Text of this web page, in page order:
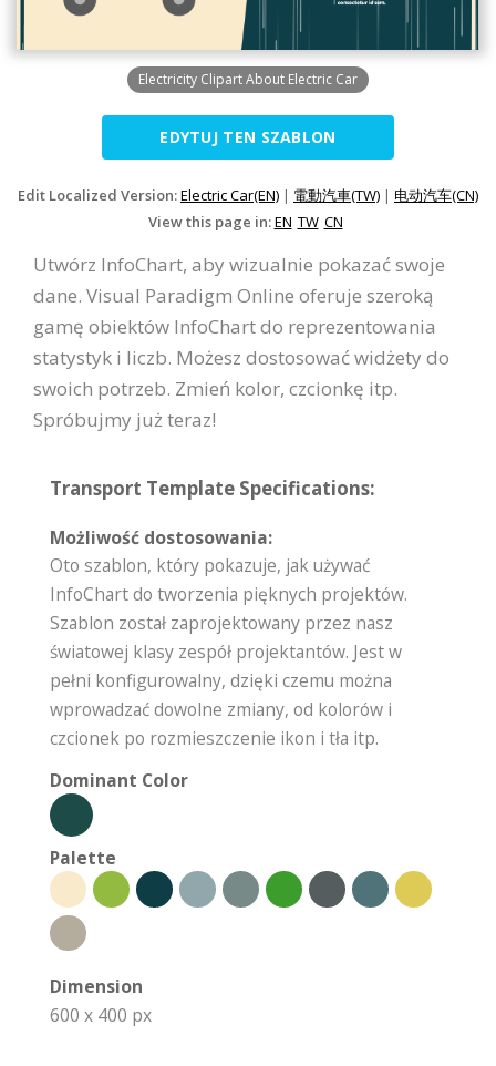
Electricity Clipart About Electric Car
EDYTUJ TEN SZABLON
Edit Localized Version:Electric Car(EN) | 電動汽車(TW) | 电动汽车(CN)
View this page in:EN TW CN
Utwórz InfoChart, aby wizualnie pokazać swoje
dane. Visual Paradigm Online oferuje szeroką
gamę obiektów InfoChart do reprezentowania
statystyk i liczb. Możesz dostosować widżety do
swoich potrzeb. Zmień kolor, czcionkę itp.
Spróbujmy już teraz!
Transport Template Specifications:
Możliwość dostosowania:
Oto szablon, który pokazuje, jak używać
InfoChart do tworzenia pięknych projektów.
Szablon został zaprojektowany przez nasz
światowej klasy zespół projektantów. Jest w
pełni konfigurowalny, dzięki czemu można
wprowadzać dowolne zmiany, od kolorów i
czcionek po rozmieszczenie ikon i tła itp.
Dominant Color
Palette
Dimension
600 x 400 px